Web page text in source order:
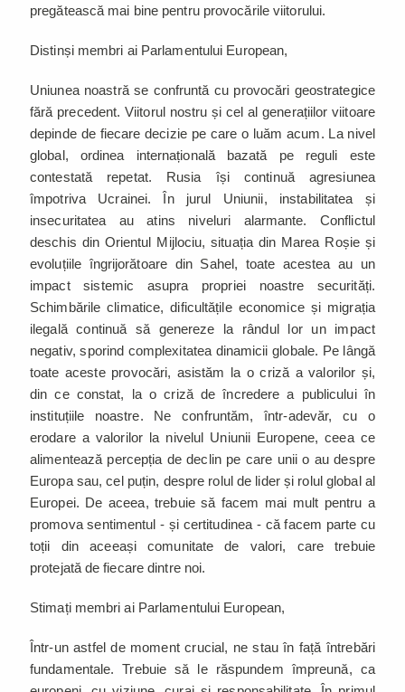
pregătească mai bine pentru provocările viitorului.
Distinși membri ai Parlamentului European,
Uniunea noastră se confruntă cu provocări geostrategice
fără precedent. Viitorul nostru și cel al generațiilor viitoare
depinde de fiecare decizie pe care o luăm acum. La nivel
global, ordinea internațională bazată pe reguli este
contestată repetat. Rusia își continuă agresiunea
împotriva Ucrainei. În jurul Uniunii, instabilitatea și
insecuritatea au atins niveluri alarmante. Conflictul
deschis din Orientul Mijlociu, situația din Marea Roșie și
evoluțiile îngrijorătoare din Sahel, toate acestea au un
impact sistemic asupra propriei noastre securități.
Schimbările climatice, dificultățile economice și migrația
ilegală continuă să genereze la rândul lor un impact
negativ, sporind complexitatea dinamicii globale. Pe lângă
toate aceste provocări, asistăm la o criză a valorilor și,
din ce constat, la o criză de încredere a publicului în
instituțiile noastre. Ne confruntăm, într-adevăr, cu o
erodare a valorilor la nivelul Uniunii Europene, ceea ce
alimentează percepția de declin pe care unii o au despre
Europa sau, cel puțin, despre rolul de lider și rolul global al
Europei. De aceea, trebuie să facem mai mult pentru a
promova sentimentul - și certitudinea - că facem parte cu
toții din aceeași comunitate de valori, care trebuie
protejată de fiecare dintre noi.
Stimați membri ai Parlamentului European,
Într-un astfel de moment crucial, ne stau în față întrebări
fundamentale. Trebuie să le răspundem împreună, ca